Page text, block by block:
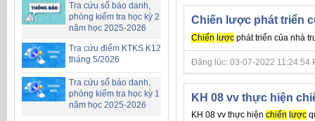
Tra cứu số báo danh,
phòng kiểm tra học kỳ 2
năm học 2025-2026
Tra cứu điểm KTKS K12
tháng 5/2026
Tra cứu số báo danh,
phòng kiểm tra học kỳ 1
năm học 2025-2026
Chiến lược phát triển
Chiến lược phát triển của nhà
Đăng lúc: 03-07-2022 11:24:54
KH 08 vv thực hiện
KH 08 vv thực hiện chiến lược